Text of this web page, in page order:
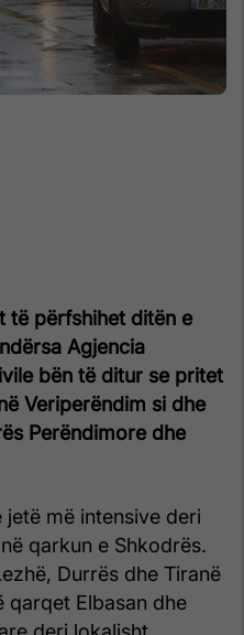
të përfshihet ditën e
Agjencia
bën të ditur se pritet
Veriperëndim si dhe
Perëndimore dhe
jetë më intensive deri
qarkun e Shkodrës.
Durrës dhe Tiranë
qarqet Elbasan dhe